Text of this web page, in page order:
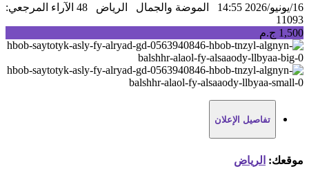
16/يونيو/2026 14:55 الموضة والجمال الرياض 48 الآراء
المرجعي:
11093
1,500 ج.م
تفاصيل الإعلان
موقعك: الرياض